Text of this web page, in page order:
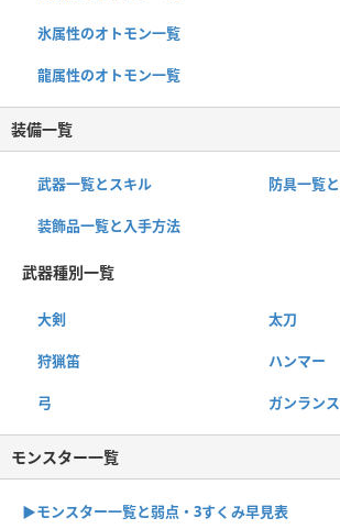
氷属性のオトモン一覧
龍属性のオトモン一覧
装備一覧
武器一覧とスキル 防具一覧
装飾品一覧と入手方法
武器種別一覧
大剣 太刀
狩猟笛 ハンマー
弓 ガンランス
モンスター一覧
▶︎モンスター一覧と弱点・3すくみ早見表